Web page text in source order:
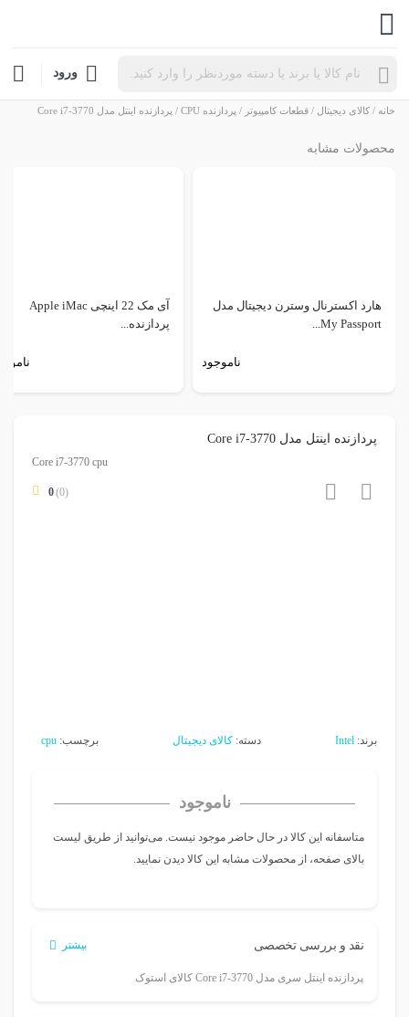
ورود
خانه / کالای دیجیتال / قطعات کامپیوتر / پردازنده CPU / پردازنده اینتل مدل Core i7-3770
محصولات مشابه
هارد اکسترنال وسترن دیجیتال مدل
My Passport...
ناموجود
آی مک 22 اینچی Apple iMac
پردازنده...
پردازنده اینتل مدل Core i7-3770
Core i7-3770 cpu
0 (0)
برند: Intel دسته: کالای دیجیتال برچسب: cpu
ناموجود
متاسفانه این کالا در حال حاضر موجود نیست. می‌توانید از طریق لیست
بالای صفحه، از محصولات مشابه این کالا دیدن نمایید.
نقد و بررسی تخصصی بیشتر
پردازنده اینتل سری مدل Core i7-3770 کالای استوک